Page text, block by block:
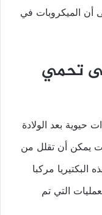
أن الميكروبات في
تحمي
حيوية بعد الولادة
يمكن أن تقلل من
البكتيريا مركبا
التي تم